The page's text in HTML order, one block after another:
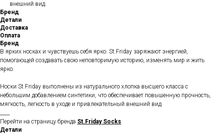
внешний вид.
Бренд
Детали
Доставка
Оплата
Бренд
В ярких носках и чувствуешь себя ярко. St.Friday заряжают энергией,
помогающей создавать свою неповторимую историю, изменять мир и жить
ярко.
Носки St.Friday выполнены из натурального хлопка высшего класса с
небольшим добавлением синтетики, что обеспечивает повышенную прочность,
мягкость, легкость в уходе и привлекательный внешний вид.
Перейти на страницу бренда St.Friday Socks
Детали